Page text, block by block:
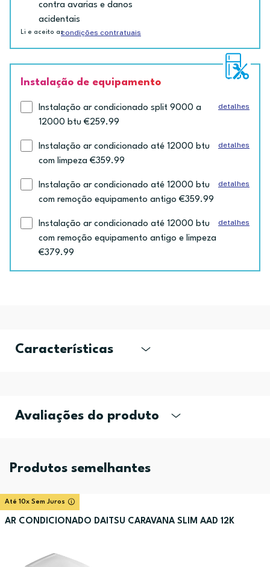
contra avarias e danos
acidentais
Li e aceito ascondições contratuais
Instalação de equipamento
Instalação ar condicionado split 9000 a
12000 btu €259.99
detalhes
Instalação ar condicionado até 12000 btu
com limpeza €359.99
detalhes
Instalação ar condicionado até 12000 btu
com remoção equipamento antigo €359.99
detalhes
Instalação ar condicionado até 12000 btu
com remoção equipamento antigo e limpeza
€379.99
detalhes
Características
Avaliações do produto
Produtos semelhantes
Até 10x Sem Juros
AR CONDICIONADO DAITSU CARAVANA SLIM AAD 12K